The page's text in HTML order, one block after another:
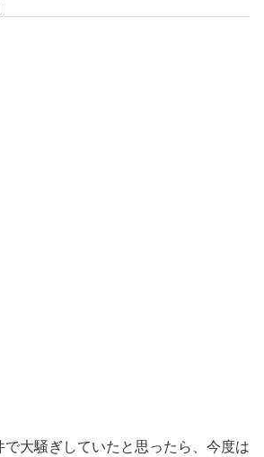
で大騒ぎしていたと思ったら、今度は